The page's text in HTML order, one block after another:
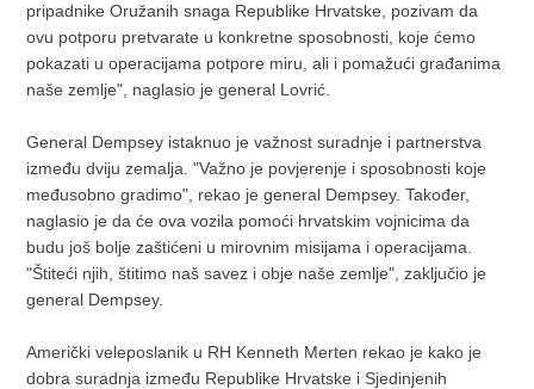
pripadnike Oružanih snaga Republike Hrvatske, pozivam da
ovu potporu pretvarate u konkretne sposobnosti, koje ćemo
pokazati u operacijama potpore miru, ali i pomažući građanima
naše zemlje", naglasio je general Lovrić.
General Dempsey istaknuo je važnost suradnje i partnerstva
između dviju zemalja. "Važno je povjerenje i sposobnosti koje
međusobno gradimo", rekao je general Dempsey. Također,
naglasio je da će ova vozila pomoći hrvatskim vojnicima da
budu još bolje zaštićeni u mirovnim misijama i operacijama.
"Štiteći njih, štitimo naš savez i obje naše zemlje", zaključio je
general Dempsey.
Američki veleposlanik u RH Kenneth Merten rekao je kako je
dobra suradnja između Republike Hrvatske i Sjedinjenih